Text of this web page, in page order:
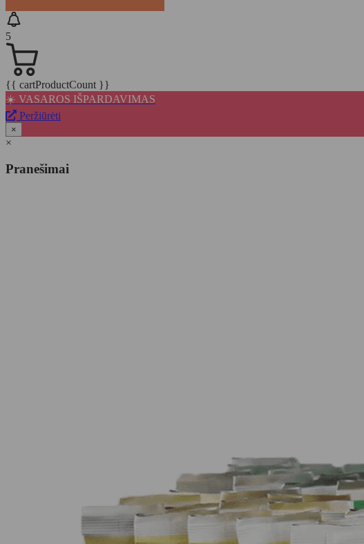
5
{{ cartProductCount }}
☀️ VASAROS IŠPARDAVIMAS
Peržiūrėti
×
×
Pranešimai